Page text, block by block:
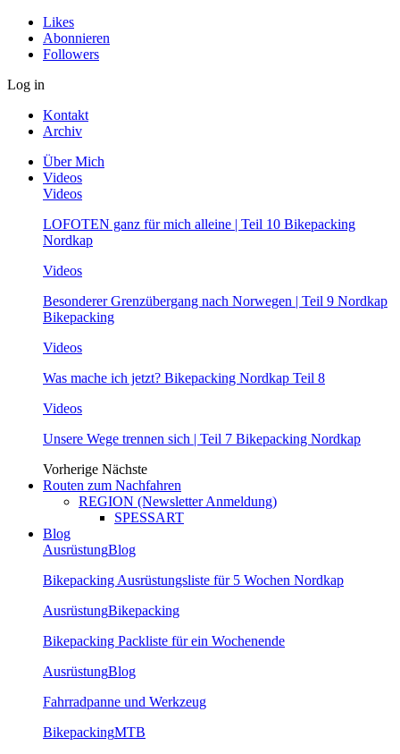
Likes
Abonnieren
Followers
Log in
Kontakt
Archiv
Über Mich
Videos
Videos
LOFOTEN ganz für mich alleine | Teil 10 Bikepacking
Nordkap
Videos
Besonderer Grenzübergang nach Norwegen | Teil 9 Nordkap
Bikepacking
Videos
Was mache ich jetzt? Bikepacking Nordkap Teil 8
Videos
Unsere Wege trennen sich | Teil 7 Bikepacking Nordkap
Vorherige Nächste
Routen zum Nachfahren
REGION (Newsletter Anmeldung)
SPESSART
Blog
AusrüstungBlog
Bikepacking Ausrüstungsliste für 5 Wochen Nordkap
AusrüstungBikepacking
Bikepacking Packliste für ein Wochenende
AusrüstungBlog
Fahrradpanne und Werkzeug
BikepackingMTB